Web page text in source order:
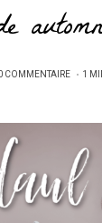
COMMENTAIRE 1